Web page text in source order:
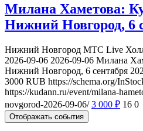
Милана Хаметова:
Нижний Новгород, 6
Нижний Новгород МТС Live
2026-09-06 2026-09-06 Милана
Нижний Новгород, 6 сентября
3000 RUB https://schema.org/
https://kudann.ru/event/milana-
novgorod-2026-09-06/ 3 000 ₽ 16 0
Отображать события